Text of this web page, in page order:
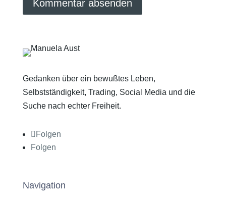
Gedanken über ein bewußtes Leben,
Selbstständigkeit, Trading, Social Media und die
Suche nach echter Freiheit.
Folgen
Folgen
Navigation